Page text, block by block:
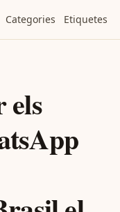
Categories Etiquetes
els